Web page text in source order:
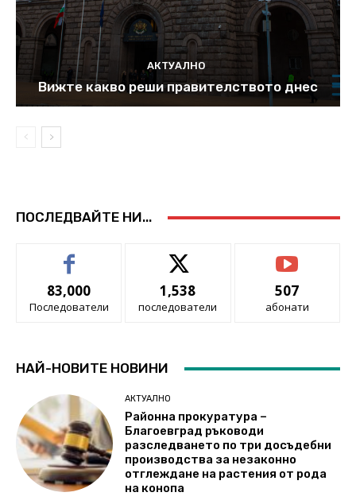
АКТУАЛНО
Вижте какво реши правителството днес
ПОСЛЕДВАЙТЕ НИ...
83,000
Последователи
1,538
последователи
507
абонати
НАЙ-НОВИТЕ НОВИНИ
АКТУАЛНО
Районна прокуратура –
Благоевград ръководи
разследването по три досъдебни
производства за незаконно
отглеждане на растения от рода
на конопа